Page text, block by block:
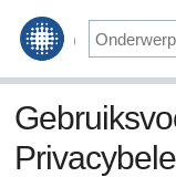
Alternatieve